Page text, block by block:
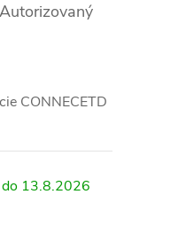
CONNECETD
13.8.2026